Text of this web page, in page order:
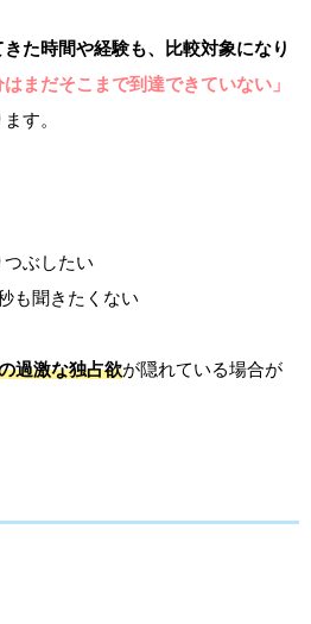
た時間や経験も、比較対象になり
はまだそこまで到達できていない」
す。
ぶしたい
も聞きたくない
過激な独占欲が隠れている場合が